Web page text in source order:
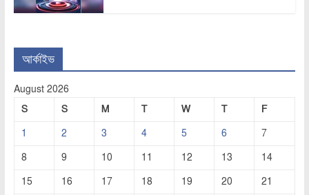
আর্কাইভ
August 2026
S
S M T W T
F
1
2 3 4 5 6
7
8
9 10 11 12 13
14
15
16 17 18 19 20
21